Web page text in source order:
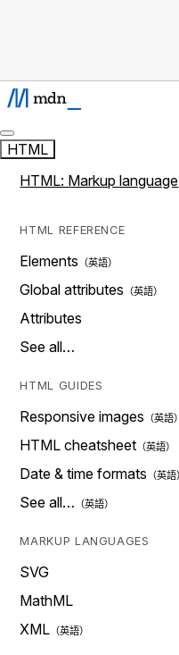
HTML
HTML: Markup language
HTML REFERENCE
Elements
Global attributes
Attributes
See all…
HTML GUIDES
Responsive images
HTML cheatsheet
Date & time formats
See all…
MARKUP LANGUAGES
SVG
MathML
XML